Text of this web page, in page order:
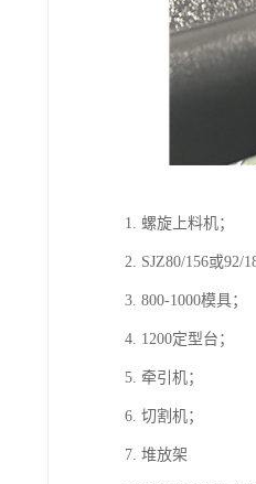
1. 螺旋上料机；
2. SJZ80/156或92/
3. 800-1000模具；
4. 1200定型台；
5. 牵引机；
6. 切割机；
7. 堆放架​